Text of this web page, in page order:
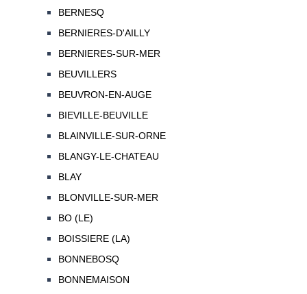
BERNESQ
BERNIERES-D'AILLY
BERNIERES-SUR-MER
BEUVILLERS
BEUVRON-EN-AUGE
BIEVILLE-BEUVILLE
BLAINVILLE-SUR-ORNE
BLANGY-LE-CHATEAU
BLAY
BLONVILLE-SUR-MER
BO (LE)
BOISSIERE (LA)
BONNEBOSQ
BONNEMAISON